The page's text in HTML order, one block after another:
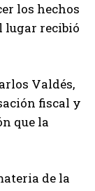
los hechos
lugar recibió
Valdés,
fiscal y
que la
de la